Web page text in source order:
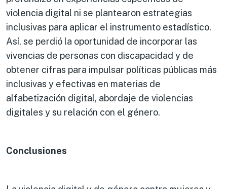
violencia digital ni se plantearon estrategias
inclusivas para aplicar el instrumento estadístico.
Así, se perdió la oportunidad de incorporar las
vivencias de personas con discapacidad y de
obtener cifras para impulsar políticas públicas más
inclusivas y efectivas en materias de
alfabetización digital, abordaje de violencias
digitales y su relación con el género.
Conclusiones